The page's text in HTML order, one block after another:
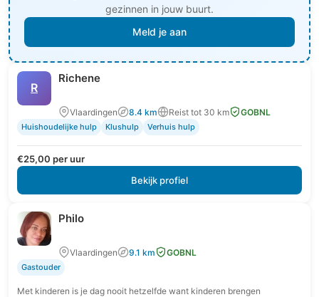
gezinnen in jouw buurt.
Meld je aan
R
Richene
Vlaardingen 8.4 km Reist tot 30 km GOBNL
Huishoudelijke hulp Klushulp Verhuis hulp
€25,00 per uur
Bekijk profiel
Philo
Vlaardingen 9.1 km GOBNL
Gastouder
Met kinderen is je dag nooit hetzelfde want kinderen brengen